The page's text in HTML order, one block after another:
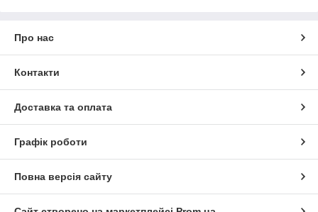
Про нас
Контакти
Доставка та оплата
Графік роботи
Повна версія сайту